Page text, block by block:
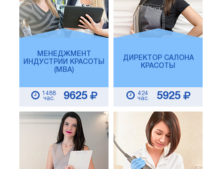
МЕНЕДЖМЕНТ
ИНДУСТРИИ КРАСОТЫ
(MBA)
1488
час.
9625
ДИРЕКТОР САЛОНА
КРАСОТЫ
424
час.
5925